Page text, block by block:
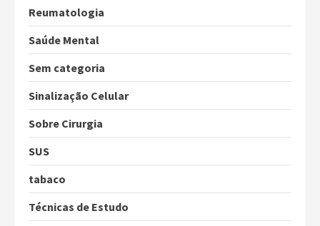
Reumatologia
Saúde Mental
Sem categoria
Sinalização Celular
Sobre Cirurgia
SUS
tabaco
Técnicas de Estudo